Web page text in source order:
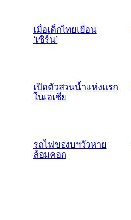
เมื่อเด็กไทยเยือน
‘เซิร์น’
เปิดตัวสวนน้ำแห่งแรก
ในเอเชีย
รถไฟของบฯวัวหาย
ล้อมคอก